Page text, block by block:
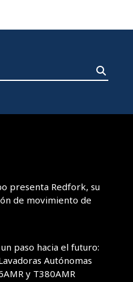
presenta Redfork, su
de movimiento de
paso hacia el futuro:
Autónomas
y T380AMR